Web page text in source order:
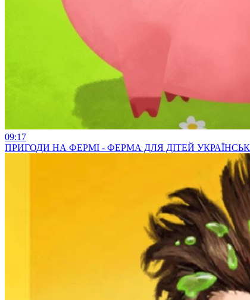
09:17
ПРИГОДИ НА ФЕРМІ - ФЕРМА ДЛЯ ДІТЕЙ